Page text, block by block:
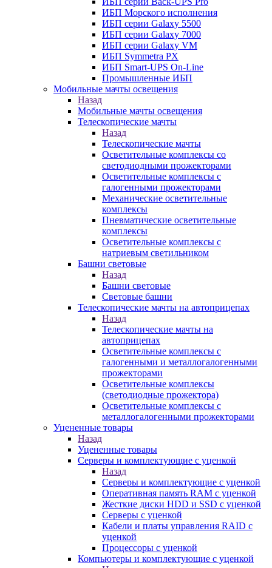
ИБП Морского исполнения
ИБП серии Galaxy 5500
ИБП серии Galaxy 7000
ИБП серии Galaxy VM
ИБП Symmetra PX
ИБП Smart-UPS On-Line
Промышленные ИБП
Мобильные мачты освещения
Назад
Мобильные мачты освещения
Телескопические мачты
Назад
Телескопические мачты
Осветительные комплексы со
светодиодными прожекторами
Осветительные комплексы с
галогенными прожекторами
Механические осветительные
комплексы
Пневматические осветительные
комплексы
Осветительные комплексы с
натриевым светильником
Башни световые
Назад
Башни световые
Световые башни
Телескопические мачты на автоприцепах
Назад
Телескопические мачты на
автоприцепах
Осветительные комплексы с
галогенными и металлогалогенными
прожекторами
Осветительные комплексы
(светодиодные прожектора)
Осветительные комплексы с
металлогалогенными прожекторами
Уцененные товары
Назад
Уцененные товары
Серверы и комплектующие с уценкой
Назад
Серверы и комплектующие с уценкой
Оперативная память RAM с уценкой
Жесткие диски HDD и SSD с уценкой
Серверы с уценкой
Кабели и платы управления RAID с
уценкой
Процессоры с уценкой
Компьютеры и комплектующие с уценкой